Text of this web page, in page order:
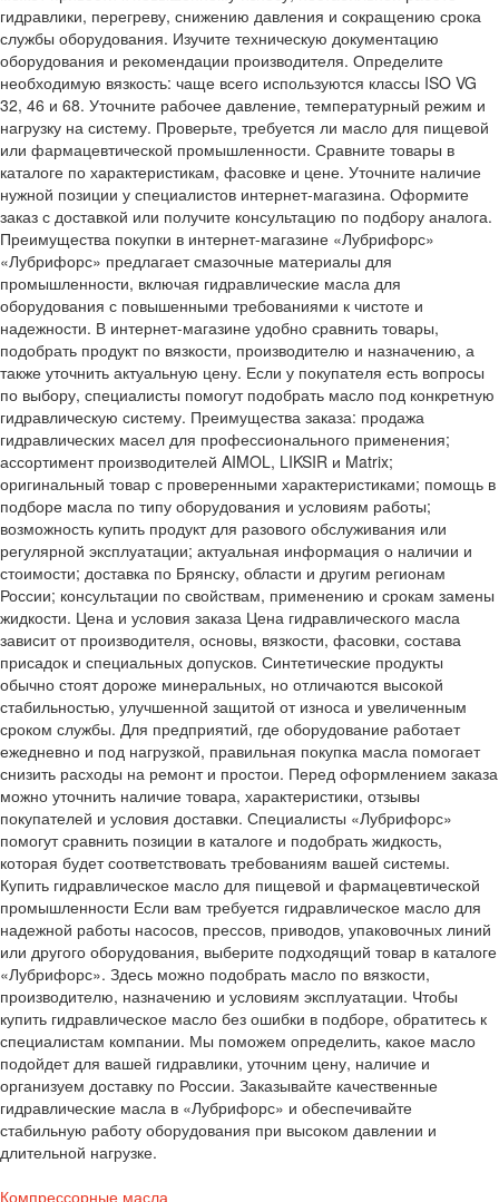
гидравлики, перегреву, снижению давления и сокращению срока
службы оборудования. Изучите техническую документацию
оборудования и рекомендации производителя. Определите
необходимую вязкость: чаще всего используются классы ISO VG
32, 46 и 68. Уточните рабочее давление, температурный режим и
нагрузку на систему. Проверьте, требуется ли масло для пищевой
или фармацевтической промышленности. Сравните товары в
каталоге по характеристикам, фасовке и цене. Уточните наличие
нужной позиции у специалистов интернет-магазина. Оформите
заказ с доставкой или получите консультацию по подбору аналога.
Преимущества покупки в интернет-магазине «Лубрифорс»
«Лубрифорс» предлагает смазочные материалы для
промышленности, включая гидравлические масла для
оборудования с повышенными требованиями к чистоте и
надежности. В интернет-магазине удобно сравнить товары,
подобрать продукт по вязкости, производителю и назначению, а
также уточнить актуальную цену. Если у покупателя есть вопросы
по выбору, специалисты помогут подобрать масло под конкретную
гидравлическую систему. Преимущества заказа: продажа
гидравлических масел для профессионального применения;
ассортимент производителей AIMOL, LIKSIR и Matrix;
оригинальный товар с проверенными характеристиками; помощь в
подборе масла по типу оборудования и условиям работы;
возможность купить продукт для разового обслуживания или
регулярной эксплуатации; актуальная информация о наличии и
стоимости; доставка по Брянску, области и другим регионам
России; консультации по свойствам, применению и срокам замены
жидкости. Цена и условия заказа Цена гидравлического масла
зависит от производителя, основы, вязкости, фасовки, состава
присадок и специальных допусков. Синтетические продукты
обычно стоят дороже минеральных, но отличаются высокой
стабильностью, улучшенной защитой от износа и увеличенным
сроком службы. Для предприятий, где оборудование работает
ежедневно и под нагрузкой, правильная покупка масла помогает
снизить расходы на ремонт и простои. Перед оформлением заказа
можно уточнить наличие товара, характеристики, отзывы
покупателей и условия доставки. Специалисты «Лубрифорс»
помогут сравнить позиции в каталоге и подобрать жидкость,
которая будет соответствовать требованиям вашей системы.
Купить гидравлическое масло для пищевой и фармацевтической
промышленности Если вам требуется гидравлическое масло для
надежной работы насосов, прессов, приводов, упаковочных линий
или другого оборудования, выберите подходящий товар в каталоге
«Лубрифорс». Здесь можно подобрать масло по вязкости,
производителю, назначению и условиям эксплуатации. Чтобы
купить гидравлическое масло без ошибки в подборе, обратитесь к
специалистам компании. Мы поможем определить, какое масло
подойдет для вашей гидравлики, уточним цену, наличие и
организуем доставку по России. Заказывайте качественные
гидравлические масла в «Лубрифорс» и обеспечивайте
стабильную работу оборудования при высоком давлении и
длительной нагрузке.
Компрессорные масла